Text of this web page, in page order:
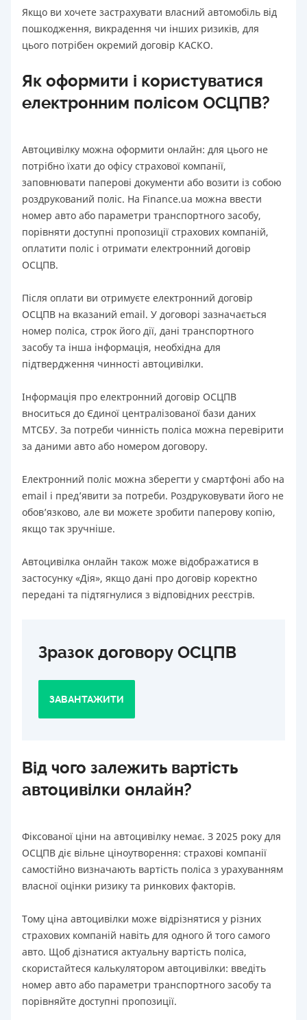
Якщо ви хочете застрахувати власний автомобіль від
пошкодження, викрадення чи інших ризиків, для
цього потрібен окремий договір КАСКО.
Як оформити і користуватися
електронним полісом ОСЦПВ?
Автоцивілку можна оформити онлайн: для цього не
потрібно їхати до офісу страхової компанії,
заповнювати паперові документи або возити із собою
роздрукований поліс. На Finance.ua можна ввести
номер авто або параметри транспортного засобу,
порівняти доступні пропозиції страхових компаній,
оплатити поліс і отримати електронний договір
ОСЦПВ.
Після оплати ви отримуєте електронний договір
ОСЦПВ на вказаний email. У договорі зазначається
номер поліса, строк його дії, дані транспортного
засобу та інша інформація, необхідна для
підтвердження чинності автоцивілки.
Інформація про електронний договір ОСЦПВ
вноситься до Єдиної централізованої бази даних
МТСБУ. За потреби чинність поліса можна перевірити
за даними авто або номером договору.
Електронний поліс можна зберегти у смартфоні або на
email і пред’явити за потреби. Роздруковувати його не
обов’язково, але ви можете зробити паперову копію,
якщо так зручніше.
Автоцивілка онлайн також може відображатися в
застосунку «Дія», якщо дані про договір коректно
передані та підтягнулися з відповідних реєстрів.
Зразок договору ОСЦПВ
ЗАВАНТАЖИТИ
Від чого залежить вартість
автоцивілки онлайн?
Фіксованої ціни на автоцивілку немає. З 2025 року для
ОСЦПВ діє вільне ціноутворення: страхові компанії
самостійно визначають вартість поліса з урахуванням
власної оцінки ризику та ринкових факторів.
Тому ціна автоцивілки може відрізнятися у різних
страхових компаній навіть для одного й того самого
авто. Щоб дізнатися актуальну вартість поліса,
скористайтеся калькулятором автоцивілки: введіть
номер авто або параметри транспортного засобу та
порівняйте доступні пропозиції.